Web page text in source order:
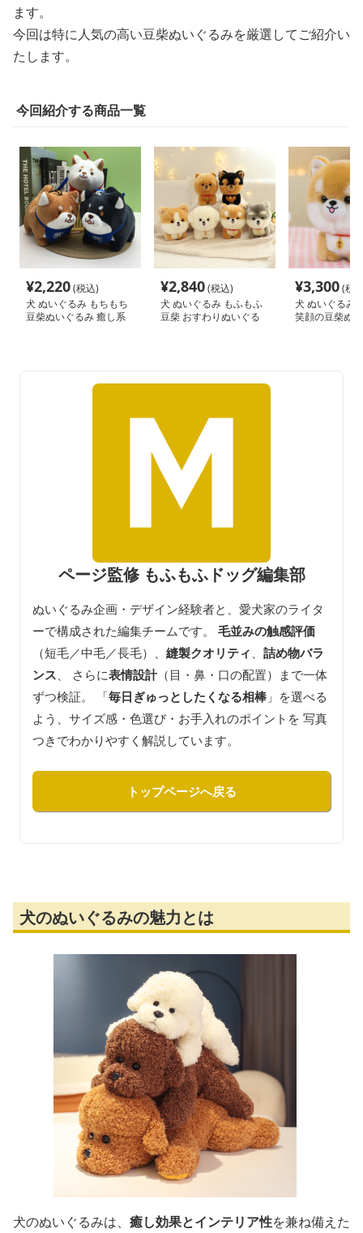
ます。
今回は特に人気の高い豆柴ぬいぐるみを厳選してご紹介い
たします。
今回紹介する商品一覧
¥2,220(税込)
犬 ぬいぐるみ もちもち
豆柴ぬいぐるみ 癒し系
¥2,840(税込)
犬 ぬいぐるみ もふもふ
豆柴 おすわりぬいぐる
¥3,300(税
犬 ぬいぐるみ
笑顔の豆柴ぬ
ページ監修 もふもふドッグ編集部
ぬいぐるみ企画・デザイン経験者と、愛犬家のライタ
ーで構成された編集チームです。 毛並みの触感評価
（短毛／中毛／長毛）、 縫製クオリティ
詰め物バラ
ンス 、 さらに表情設計（目・鼻・口の配置）まで一体
ずつ検証。 「毎日ぎゅっとしたくなる相棒 」を選べる
よう、サイズ感・色選び・お手入れのポイントを 写真
つきでわかりやすく解説しています。
トップページへ戻る
犬のぬいぐるみの魅力とは
犬のぬいぐるみは、 癒し効果とインテリア性を兼ね備えた